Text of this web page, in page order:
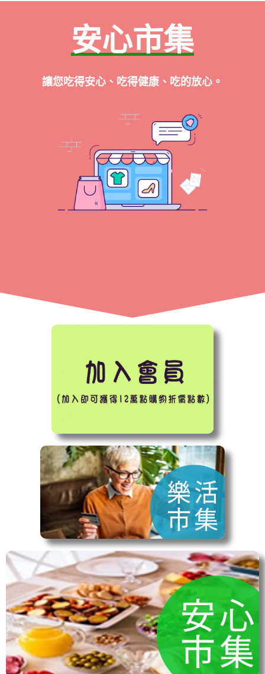
安心市集
讓您吃得安心、吃得健康、吃的放心。